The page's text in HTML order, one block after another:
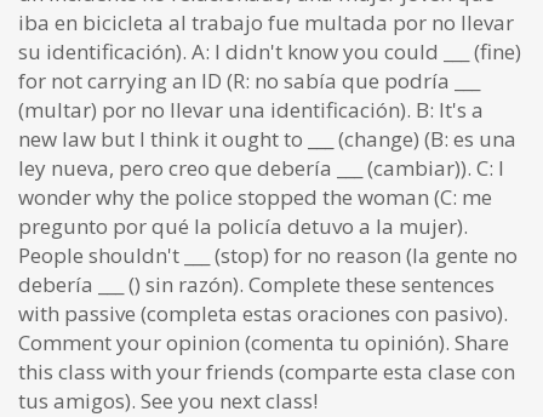
iba en bicicleta al trabajo fue multada por no llevar
su identificación). A: I didn't know you could ___ (fine)
for not carrying an ID (R: no sabía que podría ___
(multar) por no llevar una identificación). B: It's a
new law but I think it ought to ___ (change) (B: es una
ley nueva, pero creo que debería ___ (cambiar)). C: I
wonder why the police stopped the woman (C: me
pregunto por qué la policía detuvo a la mujer).
People shouldn't ___ (stop) for no reason (la gente no
debería ___ () sin razón). Complete these sentences
with passive (completa estas oraciones con pasivo).
Comment your opinion (comenta tu opinión). Share
this class with your friends (comparte esta clase con
tus amigos). See you next class!